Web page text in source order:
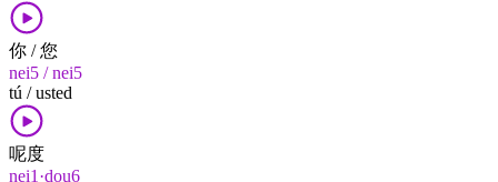
你 / 您
nei5 / nei5
tú / usted
呢度
nei1·dou6